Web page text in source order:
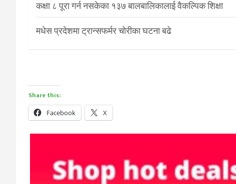
कक्षा ८ पूरा गर्न नसकेका १३७ बालबालिकालाई वैकल्पिक शिक्षा
मधेस प्रदेशमा ट्रान्सफर्मर चोरीका घटना बढे
Share this:
Facebook X